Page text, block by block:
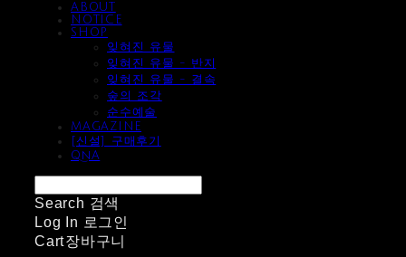
ABOUT
NOTICE
SHOP
잊혀진 유물
잊혀진 유물 - 반지
잊혀진 유물 - 결속
숲의 조각
순수예술
MAGAZINE
[신설] 구매후기
QnA
Search 검색
Log In 로그인
Cart장바구니